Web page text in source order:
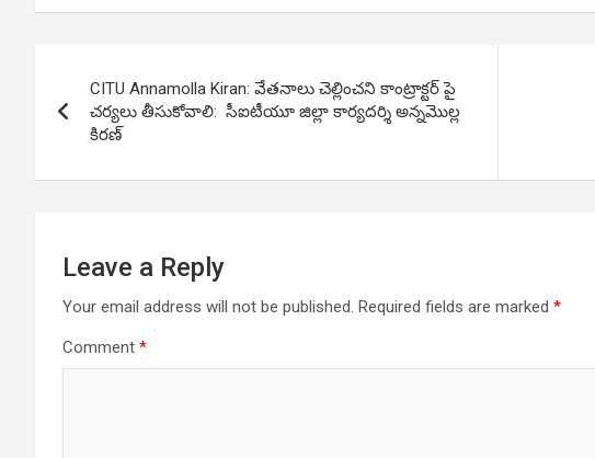
navigation
CITU Annamolla Kiran: వేతనాలు చెల్లించని కాంట్రాక్టర్ పై
చర్యలు తీసుకోవాలి: సీఐటీయూ జిల్లా కార్యదర్శి అన్నమొల్ల
కిరణ్
Leave a Reply
Your email address will not be published. Required fields are marked *
Comment *